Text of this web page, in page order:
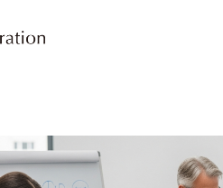
P
翻
訳